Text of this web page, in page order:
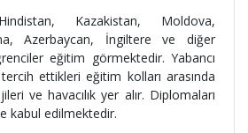
Kazakistan, Moldova,
Azerbaycan, İngiltere ve diğer
eğitim görmektedir. Yabancı
ettikleri eğitim kolları arasında
ve havacılık yer alır. Diplomaları
kabul edilmektedir.